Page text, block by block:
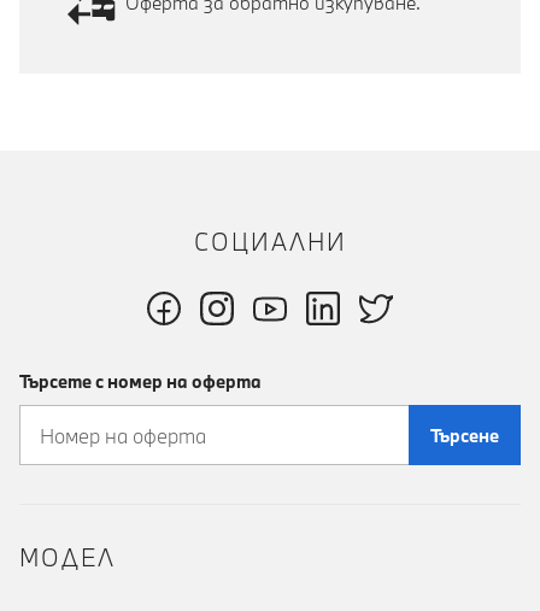
СОЦИАЛНИ
Търсете с номер на оферта
Търсене
MOДЕЛ